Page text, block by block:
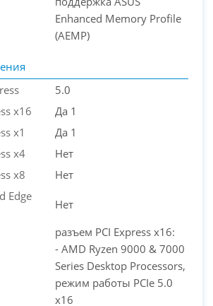
Enhanced Memory Profile
(AEMP)
5.0
x16
Да 1
x1
Да 1
x4
Нет
x8
Нет
Edge
Нет
разъем PCI Express x16:
- AMD Ryzen 9000 & 7000
Series Desktop Processors,
режим работы PCIe 5.0
x16